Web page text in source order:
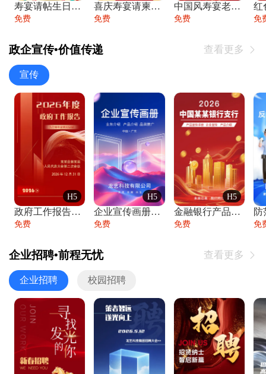
寿宴请帖生日宴邀请函老人寿星生日快乐祝寿
免费
喜庆寿宴请柬老人生日宴会邀请函请柬过大寿
免费
中国风寿宴老人生日宴会邀请函寿宴请帖请柬
免费 免
政企宣传•价值传递 查看更多 
宣传
H5
政府工作报告政府年终工作总结
免费
H5
企业宣传画册公司简介产品介绍业务宣传手册
免费
H5
金融银行产品宣传手册企业宣传产品介绍
免费
防
免
企业招聘•前程无忧 查看更多 
企业招聘 校园招聘